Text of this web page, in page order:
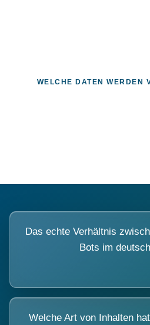
WELCHE DATEN WERDEN
Das echte Verhältnis
Bots im
Welche Art von Inhalten